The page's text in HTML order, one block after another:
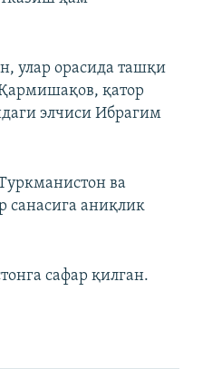
улар орасида ташқи
қатор
элчиси Ибрагим
ва
санасига аниқлик
сафар қилган.